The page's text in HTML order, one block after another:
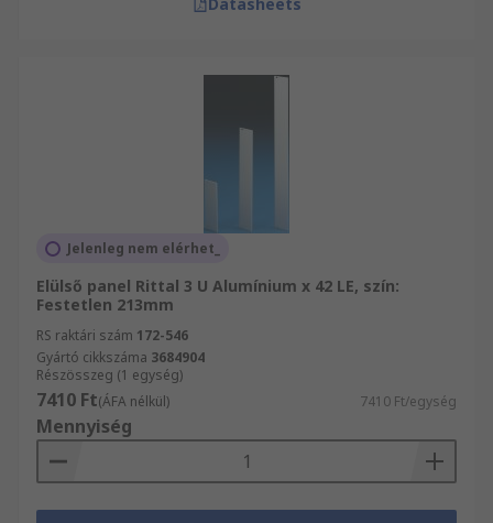
Jelenleg nem elérhet_
Elülső panel Rittal 3 U Alumínium x 42 LE, szín:
Festetlen 213mm
RS raktári szám 172-546
Gyártó cikkszáma 3684904
Részösszeg (1 egység)
7410 Ft(ÁFA nélkül) 7410 Ft/egység
Mennyiség